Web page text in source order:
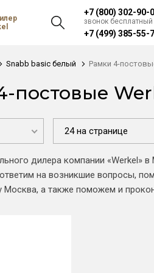
+7 (800) 302-90-
звонок бесплатный
+7 (499) 385-55-
Snabb basic белый Рамки 4-
постовые
24 на странице
дилера компании «Werkel»
на возникшие вопросы,
Москва, а также поможем и